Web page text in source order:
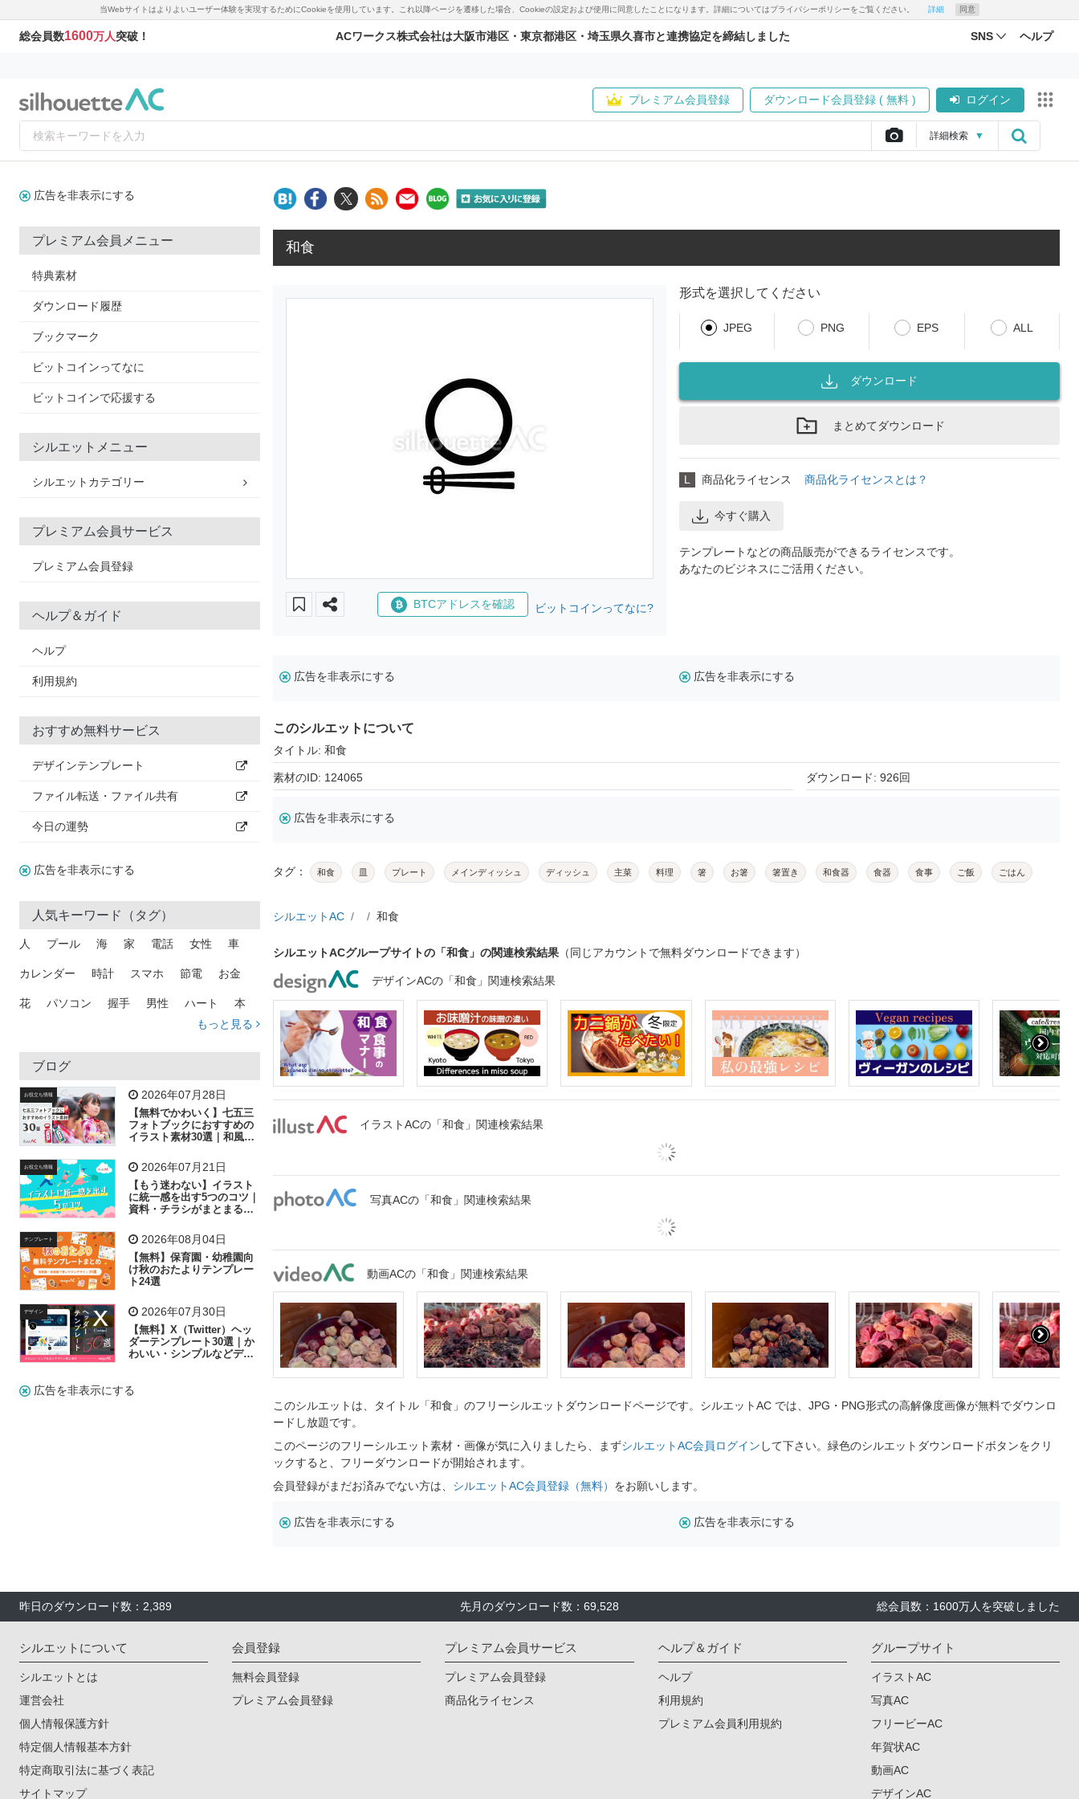
当Webサイトはよりよいユーザー体験を実現するためにCookieを使用しています。これ以降ページを遷移した場合、Cookieの設定および使用に同意したことになります。詳細についてはプライバシーポリシーをご覧ください。 詳細 同意
総会員数1600万人突破！ ACワークス株式会社は大阪市港区・東京都港区・埼玉県久喜市と連携協定を締結しました SNS ヘルプ
プレミアム会員登録 ダウンロード会員登録 ( 無料 ) ログイン
詳細検索 ▼
広告を非表示にする
プレミアム会員メニュー
特典素材
ダウンロード履歴
ブックマーク
ビットコインってなに
ビットコインで応援する
シルエットメニュー
シルエットカテゴリー
プレミアム会員サービス
プレミアム会員登録
ヘルプ＆ガイド
ヘルプ
利用規約
おすすめ無料サービス
デザインテンプレート
ファイル転送・ファイル共有
今日の運勢
広告を非表示にする
人気キーワード（タグ）
人 プール 海 家 電話 女性 車
カレンダー 時計 スマホ 節電 お金
花 パソコン 握手 男性 ハート 本
トラック 木
吹き出し
飛行機 グラフ ビル 魚 家族 書類
歩く 工場 会社 太陽 キラキラ
子供 作業員 相談 ピクトグラム
もっと見る
ブログ
お役立ち情報 2026年07月28日
【無料でかわいく】七五三
フォトブックにおすすめの
イラスト素材30選｜和風の
お役立ち情報 2026年07月21日
【もう迷わない】イラスト
に統一感を出す5つのコツ｜
資料・チラシがまとまるフ
テンプレート 2026年08月04日
【無料】保育園・幼稚園向
け秋のおたよりテンプレー
ト24選
デザイン 2026年07月30日
【無料】X（Twitter）ヘッ
ダーテンプレート30選｜か
わいい・シンプルなどデザ
広告を非表示にする
和食
BTCアドレスを確認 ビットコインってなに?
形式を選択してください
JPEG PNG EPS ALL
ダウンロード
まとめてダウンロード
L 商品化ライセンス 商品化ライセンスとは？
今すぐ購入
テンプレートなどの商品販売ができるライセンスです。
あなたのビジネスにご活用ください。
広告を非表示にする 広告を非表示にする
このシルエットについて
タイトル: 和食
素材のID: 124065 ダウンロード: 926回
広告を非表示にする
タグ： 和食 皿 プレート メインディッシュ ディッシュ 主菜 料理 箸 お箸 箸置き 和食器 食器 食事 ご飯 ごはん
シルエットAC 和食
シルエットACグループサイトの「和食」の関連検索結果 （同じアカウントで無料ダウンロードできます）
デザインACの「和食」関連検索結果
イラストACの「和食」関連検索結果
写真ACの「和食」関連検索結果
動画ACの「和食」関連検索結果
このシルエットは、タイトル「和食」のフリーシルエットダウンロードページです。シルエットAC では、JPG・PNG形式の高解像度画像が無料でダウンロ
ードし放題です。
このページのフリーシルエット素材・画像が気に入りましたら、まずシルエットAC会員ログイン して下さい。緑色のシルエットダウンロードボタンをクリ
ックすると、フリーダウンロードが開始されます。
会員登録がまだお済みでない方は、 シルエットAC会員登録（無料） をお願いします。
広告を非表示にする 広告を非表示にする
昨日のダウンロード数：2,389 先月のダウンロード数：69,528 総会員数：1600万人を突破しました
シルエットについて
シルエットとは
運営会社
個人情報保護方針
特定個人情報基本方針
特定商取引法に基づく表記
サイトマップ
会員登録
無料会員登録
プレミアム会員登録
プレミアム会員サービス
プレミアム会員登録
商品化ライセンス
ヘルプ＆ガイド
ヘルプ
利用規約
プレミアム会員利用規約
グループサイト
イラストAC
写真AC
フリービーAC
年賀状AC
動画AC
デザインAC